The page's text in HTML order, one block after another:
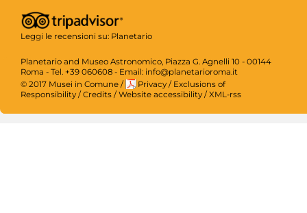
Leggi le recensioni su: Planetario
Planetario and Museo Astronomico, Piazza G. Agnelli 10 - 00144
Roma - Tel. +39 060608 - Email: info@planetarioroma.it
© 2017 Musei in Comune / Privacy / Exclusions of
Responsibility / Credits / Website accessibility / XML-rss